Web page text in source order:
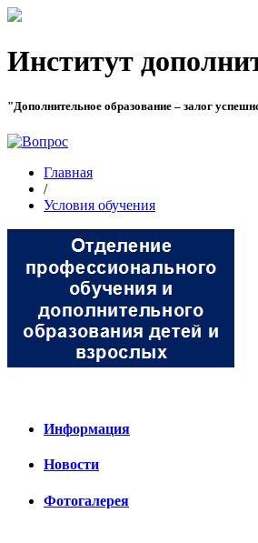
Институт
"Дополнительное образование – залог
Главная
/
Условия обучения
Информация
Новости
Фотогалерея